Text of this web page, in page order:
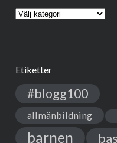
Kategorier
Etiketter
#blogg100
allmänbildning
barnen